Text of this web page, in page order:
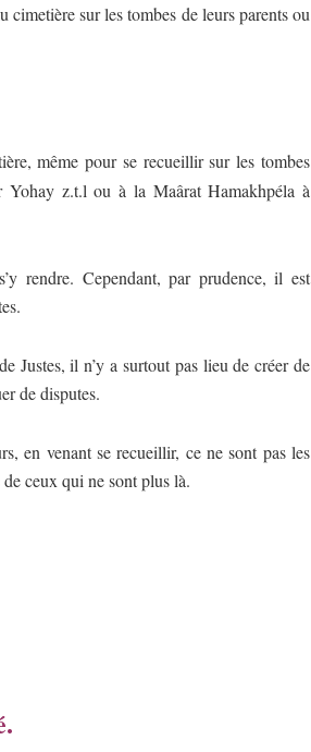
sur les tombes de leurs parents ou
même pour se recueillir sur les tombes
z.t.l ou à la Maârat Hamakhpéla à
rendre. Cependant, par prudence, il est
Justes, il n’y a surtout pas lieu de créer de
de disputes.
en venant se recueillir, ce ne sont pas les
de ceux qui ne sont plus là.